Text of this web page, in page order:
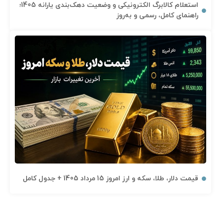
استعلام کالابرگ الکترونیکی و وضعیت دهک‌بندی یارانه 1405؛
راهنمای کامل، رسمی و به‌روز
قیمت دلار، طلا، سکه و ارز امروز 15 مرداد 1405 + جدول کامل